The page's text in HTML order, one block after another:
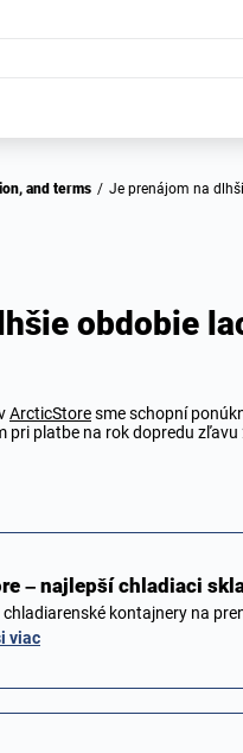
and terms / Je prenájom na
obdobie
ArcticStoresme schopní
pri platbe na rok dopredu zľavu
– najlepší chladiaci
chladiarenské kontajnery na
viac